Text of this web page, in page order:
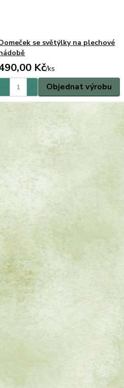
se světýlky na plechové
Kč/ks
Objednat výrobu